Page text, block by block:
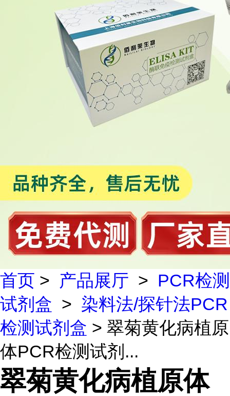
首页 > 产品展厅 > PCR检测
试剂盒 > 染料法/探针法PCR
检测试剂盒 > 翠菊黄化病植原
体PCR检测试剂...
翠菊黄化病植原体